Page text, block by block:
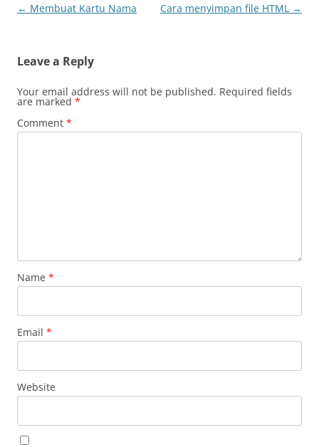
Post
← Membuat Kartu Nama Cara menyimpan file HTML →
Leave a Reply
Your email address will not be published. Required fields
are marked *
Comment *
Name *
Email *
Website